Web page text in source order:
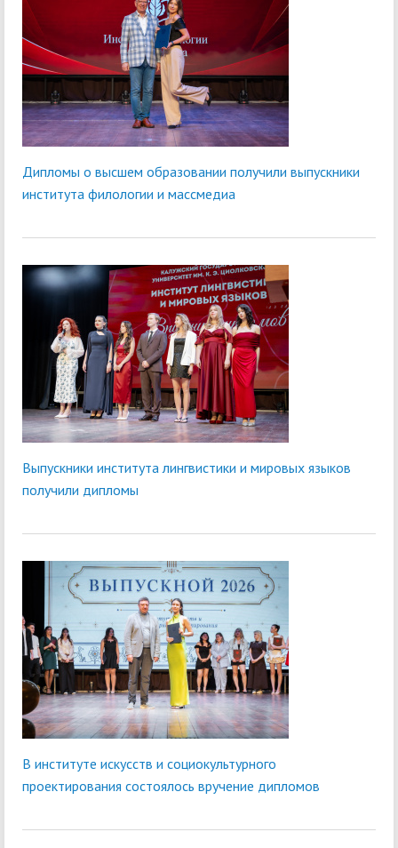
Дипломы о высшем образовании получили выпускники
института филологии и массмедиа
Выпускники института лингвистики и мировых языков
получили дипломы
В институте искусств и социокультурного
проектирования состоялось вручение дипломов